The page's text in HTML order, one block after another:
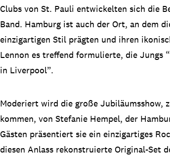
Clubs von St. Pauli entwickelten sich die
Band. Hamburg ist auch der Ort, an dem
einzigartigen Stil prägten und ihren
Lennon es treffend formulierte, die Jungs
in Liverpool”.
Moderiert wird die große Jubiläumsshow,
kommen, von Stefanie Hempel, der
Gästen präsentiert sie ein einzigartiges
diesen Anlass rekonstruierte Original-Set